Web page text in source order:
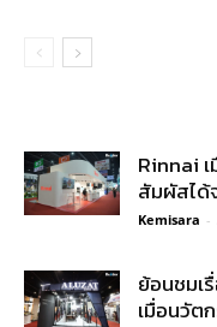
Rinnai
สัมผัสได้
Kemisara -
ย้อนชมเ
เมื่อนวัต